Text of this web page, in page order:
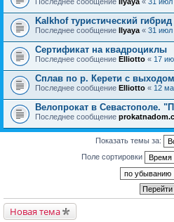
Kalkhof туристический
Последнее сообщение Ilyaya « 31 июл
Сертификат на квадроциклы
Последнее сообщение Elliotto « 17
Сплав по р. Керети с
Последнее сообщение Elliotto « 12
Велопрокат в Севастополе.
Последнее сообщение
Показать темы за:
Поле сортировки
Новая тема